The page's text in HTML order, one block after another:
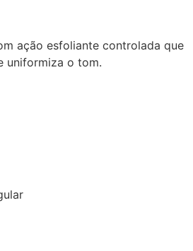
ação esfoliante controlada que
uniformiza o tom.